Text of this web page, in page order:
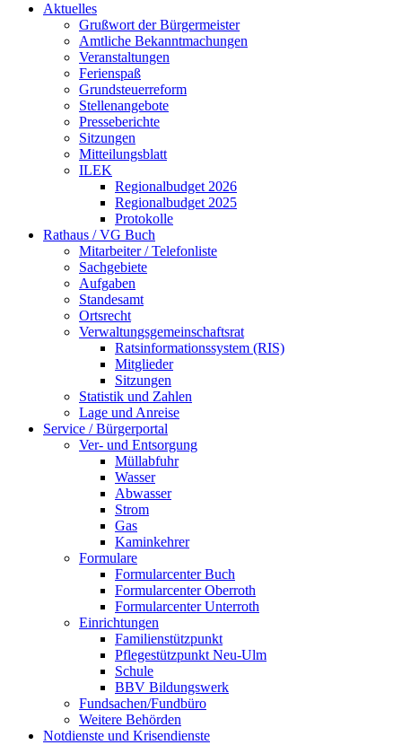
Aktuelles
Grußwort der Bürgermeister
Amtliche Bekanntmachungen
Veranstaltungen
Ferienspaß
Grundsteuerreform
Stellenangebote
Presseberichte
Sitzungen
Mitteilungsblatt
ILEK
Regionalbudget 2026
Regionalbudget 2025
Protokolle
Rathaus / VG Buch
Mitarbeiter / Telefonliste
Sachgebiete
Aufgaben
Standesamt
Ortsrecht
Verwaltungsgemeinschaftsrat
Ratsinformationssystem (RIS)
Mitglieder
Sitzungen
Statistik und Zahlen
Lage und Anreise
Service / Bürgerportal
Ver- und Entsorgung
Müllabfuhr
Wasser
Abwasser
Strom
Gas
Kaminkehrer
Formulare
Formularcenter Buch
Formularcenter Oberroth
Formularcenter Unterroth
Einrichtungen
Familienstützpunkt
Pflegestützpunkt Neu-Ulm
Schule
BBV Bildungswerk
Fundsachen/Fundbüro
Weitere Behörden
Notdienste und Krisendienste